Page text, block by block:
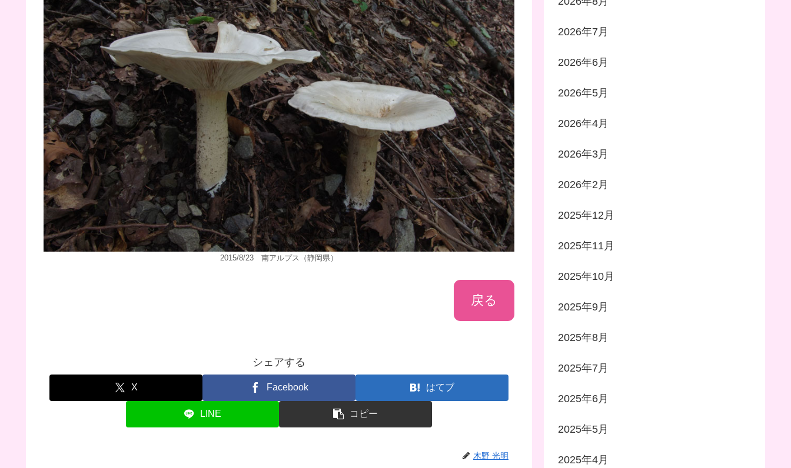
2015/8/23 南アルプス（静岡県）
戻る
シェアする
X Facebook はてブ
LINE コピー
木野 光明
2026年7月
2026年6月
2026年5月
2026年4月
2026年3月
2026年2月
2025年12月
2025年11月
2025年10月
2025年9月
2025年8月
2025年7月
2025年6月
2025年5月
2025年4月